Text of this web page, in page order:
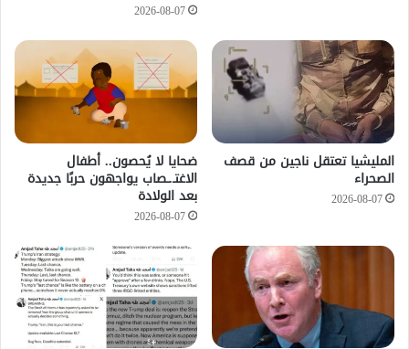
2026-08-07
المليشيا تعتقل ناجين من قصف
الصحراء
2026-08-07
ضحايا لا يُحصون.. أطفال
الاغتـ.ـصاب يواجهون حربًا جديدة
بعد الولادة
2026-08-07